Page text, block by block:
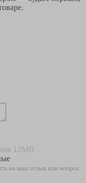
12MB
на ваш отзыв или вопрос